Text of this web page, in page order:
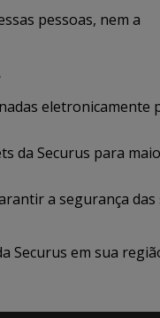
pessoas, nem a
eletronicamente
da Securus para
a segurança das
Securus em sua